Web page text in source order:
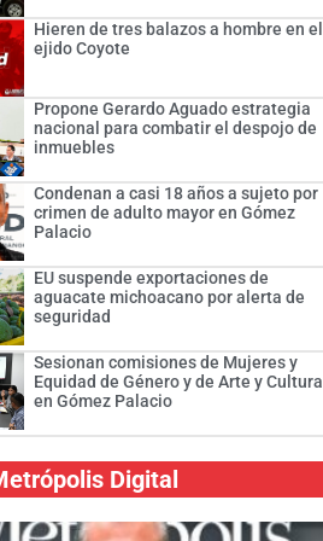
Hieren de tres balazos a hombre en el
ejido Coyote
Propone Gerardo Aguado estrategia
nacional para combatir el despojo de
inmuebles
Condenan a casi 18 años a sujeto por
crimen de adulto mayor en Gómez
Palacio
EU suspende exportaciones de
aguacate michoacano por alerta de
seguridad
Sesionan comisiones de Mujeres y
Equidad de Género y de Arte y Cultura
en Gómez Palacio
Digital